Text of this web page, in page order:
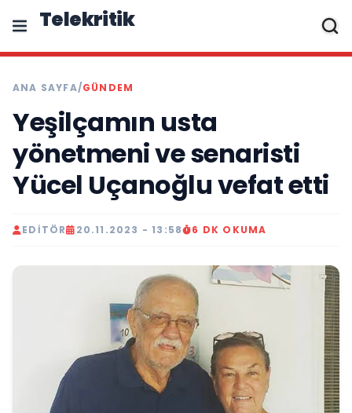
Telekritik
ANA SAYFA/GÜNDEM
Yeşilçamın usta
yönetmeni ve senaristi
Yücel Uçanoğlu vefat etti
EDITÖR 20.11.2023 - 13:58 6 DK OKUMA